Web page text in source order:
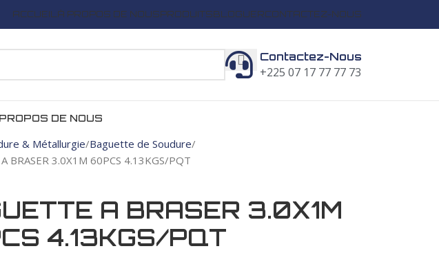
ACCUEILÀ PROPOS DE NOUSPRODUITSBLOGUERCONTACTEZ-NOUS
Contactez-Nous
+225 07 17 77 77 73
DE NOUS
& Métallurgie Baguette de Soudure
BRASER 3.0X1M 60PCS 4.13KGS/PQT
A BRASER 3.0X1M
4.13KGS/PQT